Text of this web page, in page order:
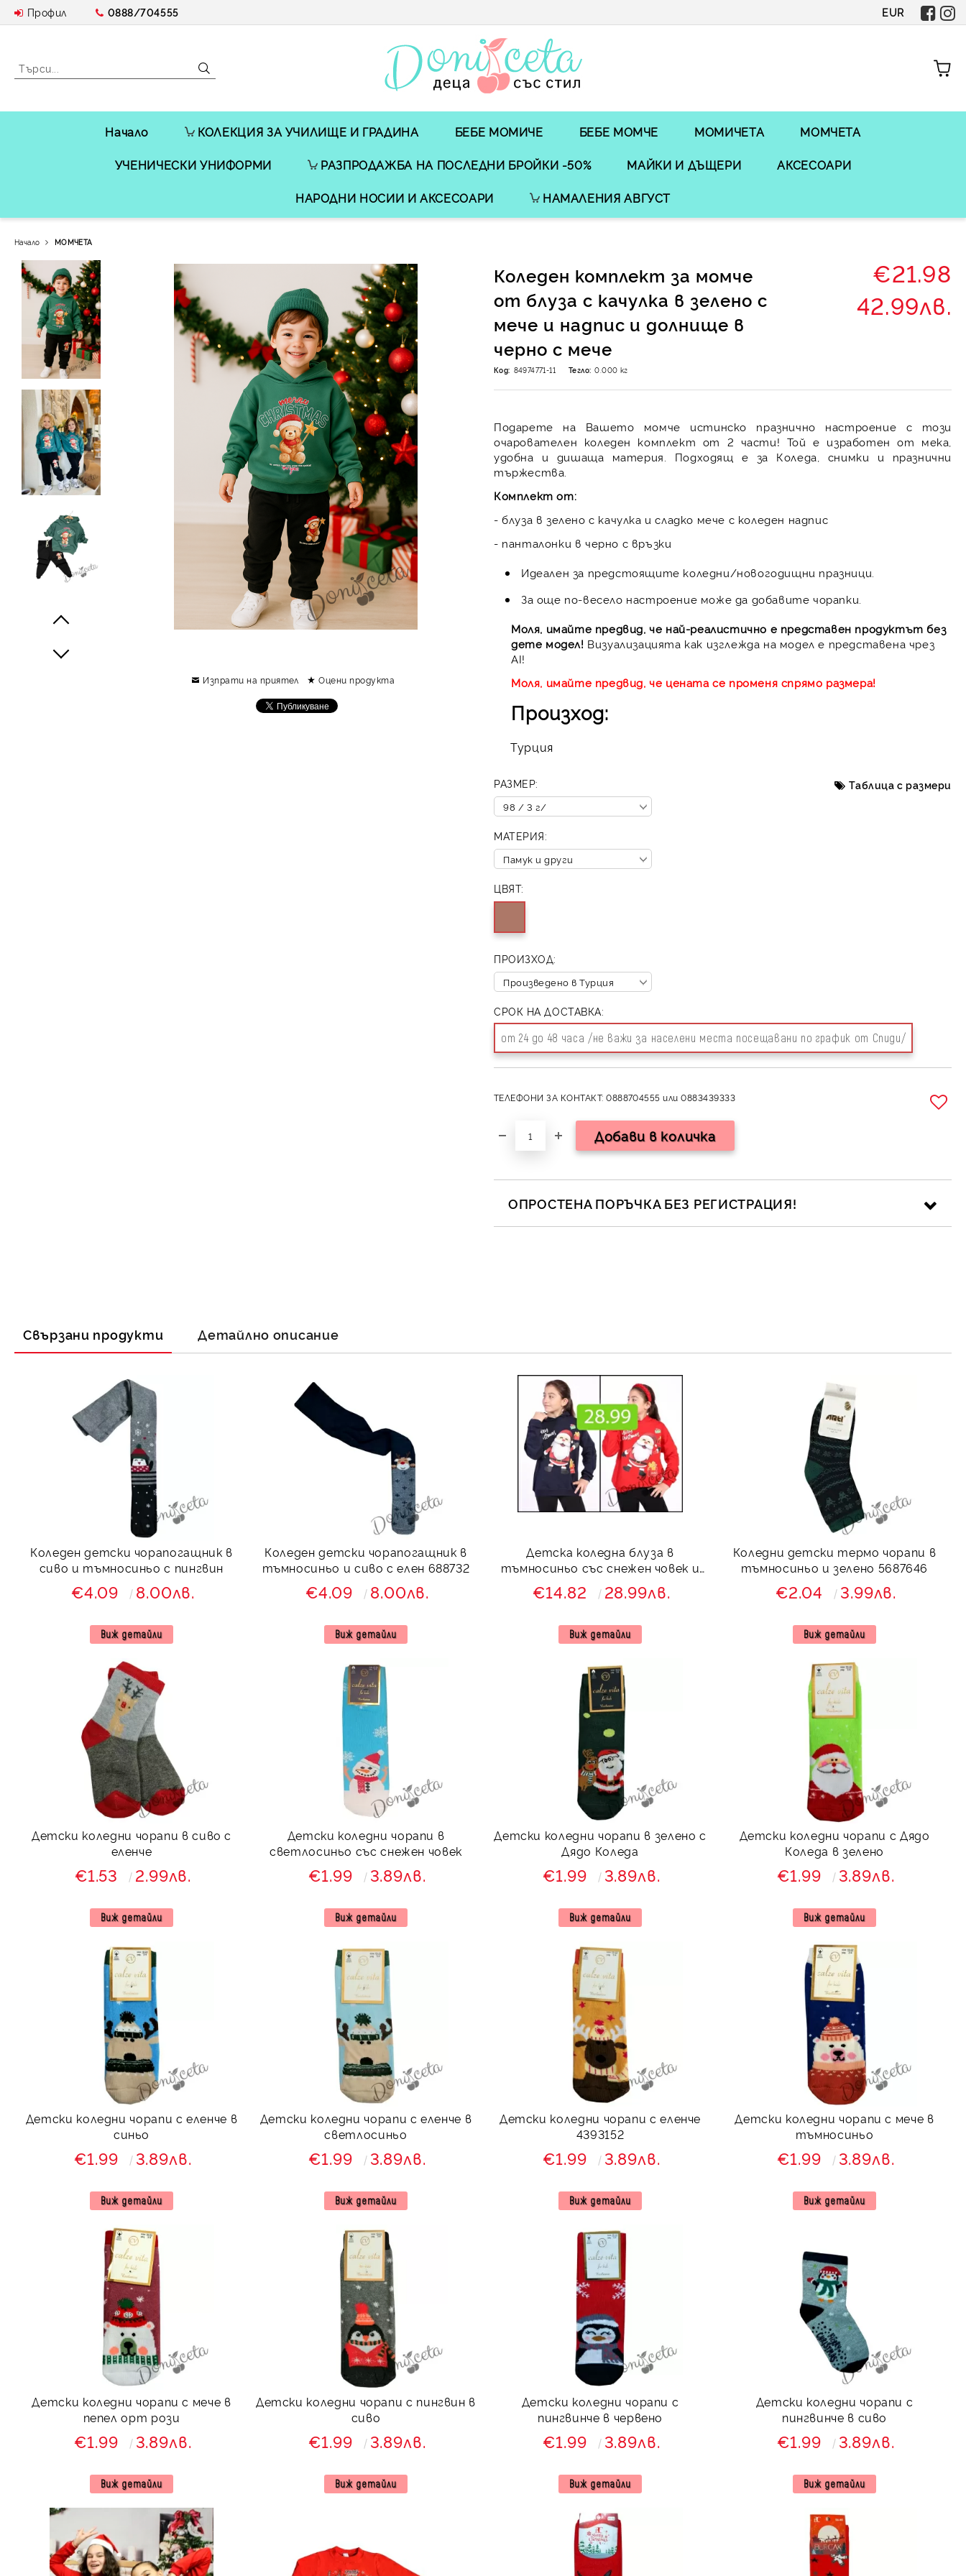
Профил 0888/704555 EUR
Начало КОЛЕКЦИЯ ЗА УЧИЛИЩЕ И ГРАДИНА БЕБЕ МОМИЧЕ БЕБЕ МОМЧЕ МОМИЧЕТА МОМЧЕТА
УЧЕНИЧЕСКИ УНИФОРМИ РАЗПРОДАЖБА НА ПОСЛЕДНИ БРОЙКИ -50% МАЙКИ И ДЪЩЕРИ АКСЕСОАРИ
НАРОДНИ НОСИИ И АКСЕСОАРИ НАМАЛЕНИЯ АВГУСТ
Начало МОМЧЕТА
Коледен комплект за момче
от блуза с качулка в зелено с
мече и надпис и долнище в
черно с мече
€21.98
42.99лв.
Код: 84974771-11 Тегло: 0.000 кг
Подарете на Вашето момче истинско празнично настроение с този
очарователен коледен комплект от 2 части! Той е изработен от мека,
удобна и дишаща материя. Подходящ е за Коледа, снимки и празнични
тържества.
Комплект от:
- блуза в зелено с качулка и сладко мече с коледен надпис
- панталонки в черно с връзки
Идеален за предстоящите коледни/новогодищни празници.
За още по-весело настроение може да добавите чорапки.
Моля, имайте предвид, че най-реалистично е представен продуктът без
дете модел! Визуализацията как изглежда на модел е представена чрез
AI!
Моля, имайте предвид, че цената се променя спрямо размера!
Произход:
Турция
РАЗМЕР: Таблица с размери
МАТЕРИЯ:
ЦВЯТ:
ПРОИЗХОД:
СРОК НА ДОСТАВКА:
от 24 до 48 часа /не важи за населени места посещавани по график от Спиди/
ТЕЛЕФОНИ ЗА КОНТАКТ: 0888704555 или 0883439333
ОПРОСТЕНА ПОРЪЧКА БЕЗ РЕГИСТРАЦИЯ!
Изпрати на приятел Оцени продукта
Свързани продукти Детайлно описание
Коледен детски чорапогащник в
сиво и тъмносиньо с пингвин
€4.09 8.00лв.
Виж детайли
Коледен детски чорапогащник в
тъмносиньо и сиво с елен 688732
€4.09 8.00лв.
Виж детайли
Детска коледна блуза в
тъмносиньо със снежен човек и
надпис
€14.82 28.99лв.
Виж детайли
Коледни детски термо чорапи в
тъмносиньо и зелено 5687646
€2.04 3.99лв.
Виж детайли
Детски коледни чорапи в сиво с
еленче
€1.53 2.99лв.
Виж детайли
Детски коледни чорапи в
светлосиньо със снежен човек
€1.99 3.89лв.
Виж детайли
Детски коледни чорапи в зелено с
Дядо Коледа
€1.99 3.89лв.
Виж детайли
Детски коледни чорапи с Дядо
Коледа в зелено
€1.99 3.89лв.
Виж детайли
Детски коледни чорапи с еленче в
синьо
€1.99 3.89лв.
Виж детайли
Детски коледни чорапи с еленче в
светлосиньо
€1.99 3.89лв.
Виж детайли
Детски коледни чорапи с еленче
4393152
€1.99 3.89лв.
Виж детайли
Детски коледни чорапи с мече в
тъмносиньо
€1.99 3.89лв.
Виж детайли
Детски коледни чорапи с мече в
пепел орт рози
€1.99 3.89лв.
Виж детайли
Детски коледни чорапи с пингвин в
сиво
€1.99 3.89лв.
Виж детайли
Детски коледни чорапи с
пингвинче в червено
€1.99 3.89лв.
Виж детайли
Детски коледни чорапи с
пингвинче в сиво
€1.99 3.89лв.
Виж детайли